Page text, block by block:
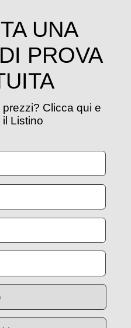
UNA
PROVA
Clicca qui e
Listino